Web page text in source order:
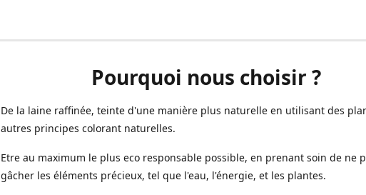
Pourquoi nous choisir ?
De la laine raffinée, teinte d'une manière plus naturelle en utilisant des
autres principes colorant naturelles.
Etre au maximum le plus eco responsable possible, en prenant soin de ne
gâcher les éléments précieux, tel que l'eau, l'énergie, et les plantes.